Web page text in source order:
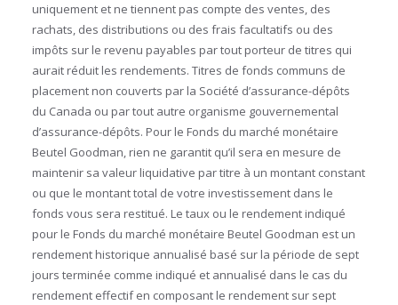
uniquement et ne tiennent pas compte des ventes, des
rachats, des distributions ou des frais facultatifs ou des
impôts sur le revenu payables par tout porteur de titres qui
aurait réduit les rendements. Titres de fonds communs de
placement non couverts par la Société d’assurance-dépôts
du Canada ou par tout autre organisme gouvernemental
d’assurance-dépôts. Pour le Fonds du marché monétaire
Beutel Goodman, rien ne garantit qu’il sera en mesure de
maintenir sa valeur liquidative par titre à un montant constant
ou que le montant total de votre investissement dans le
fonds vous sera restitué. Le taux ou le rendement indiqué
pour le Fonds du marché monétaire Beutel Goodman est un
rendement historique annualisé basé sur la période de sept
jours terminée comme indiqué et annualisé dans le cas du
rendement effectif en composant le rendement sur sept